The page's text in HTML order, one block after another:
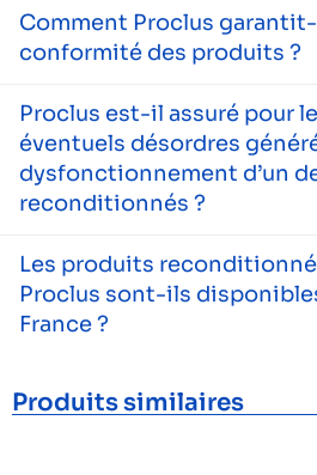
Comment Proclus
conformité des produits ?
Proclus est-il assuré pour
éventuels désordres
dysfonctionnement d’un
reconditionnés ?
Les produits
Proclus sont-ils
France ?
Produits similaires